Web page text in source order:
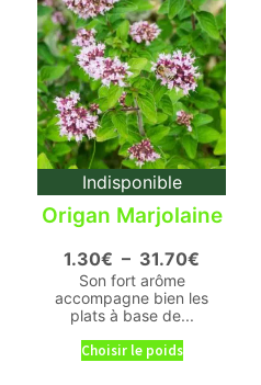
Indisponible
Origan Marjolaine
1.30€ – 31.70€
Son fort arôme
accompagne bien les
plats à base de...
Choisir le poids